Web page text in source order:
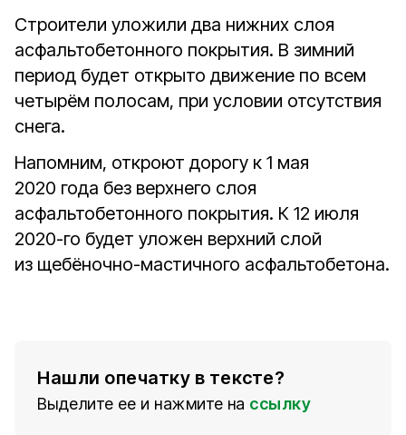
Строители уложили два нижних слоя
асфальтобетонного покрытия. В зимний
период будет открыто движение по всем
четырём полосам, при условии отсутствия
снега.
Напомним, откроют дорогу к 1 мая
2020 года без верхнего слоя
асфальтобетонного покрытия. К 12 июля
2020-го будет уложен верхний слой
из щебёночно-мастичного асфальтобетона.
Нашли опечатку в тексте?
Выделите ее и нажмите на ссылку